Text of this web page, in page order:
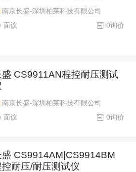
南京长盛-深圳柏莱科技有限公司
0询价
面议
盛 CS9911AN程控耐压测试
南京长盛-深圳柏莱科技有限公司
0询价
面议
盛 CS9914AM|CS9914BM
控耐压/耐压测试仪